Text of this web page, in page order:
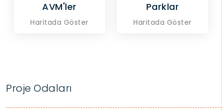
AVM'ler
Haritada Göster
Parklar
Haritada Göster
Proje Odaları